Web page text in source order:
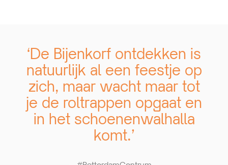
‘De Bijenkorf ontdekken is
natuurlijk al een feestje op
zich, maar wacht maar tot
je de roltrappen opgaat en
in het schoenenwalhalla
komt.’